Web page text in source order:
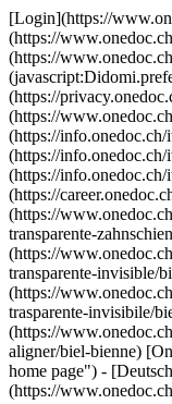
[Login](https://
(https://
(https://
(https://
(https://
(https://
(https://
(https://
(https://
(https://
transparente-
(https://
transparente-invisible/
(https://
trasparente-invisibile/
(https://
aligner/biel-bienne)
home page") -
(https://